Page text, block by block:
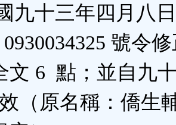
九十三年四月八
號令
文 6 點；並自九
（原名稱：僑生